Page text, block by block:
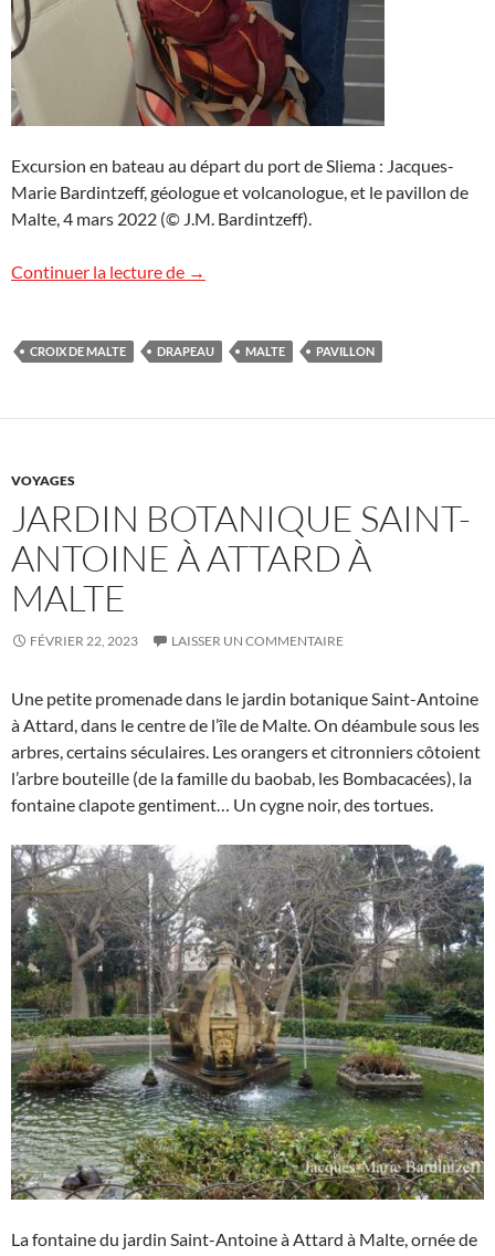
Excursion en bateau au départ du port de Sliema : Jacques-
Marie Bardintzeff, géologue et volcanologue, et le pavillon de
Malte, 4 mars 2022 (© J.M. Bardintzeff).
Continuer la lecture de Le pavillon de Malte
→
CROIX DE MALTE DRAPEAU MALTE PAVILLON
VOYAGES
JARDIN BOTANIQUE SAINT-
ANTOINE À ATTARD À
MALTE
FÉVRIER 22, 2023 LAISSER UN COMMENTAIRE
Une petite promenade dans le jardin botanique Saint-Antoine
à Attard, dans le centre de l’île de Malte. On déambule sous les
arbres, certains séculaires. Les orangers et citronniers côtoient
l’arbre bouteille (de la famille du baobab, les Bombacacées), la
fontaine clapote gentiment… Un cygne noir, des tortues.
La fontaine du jardin Saint-Antoine à Attard à Malte, ornée de